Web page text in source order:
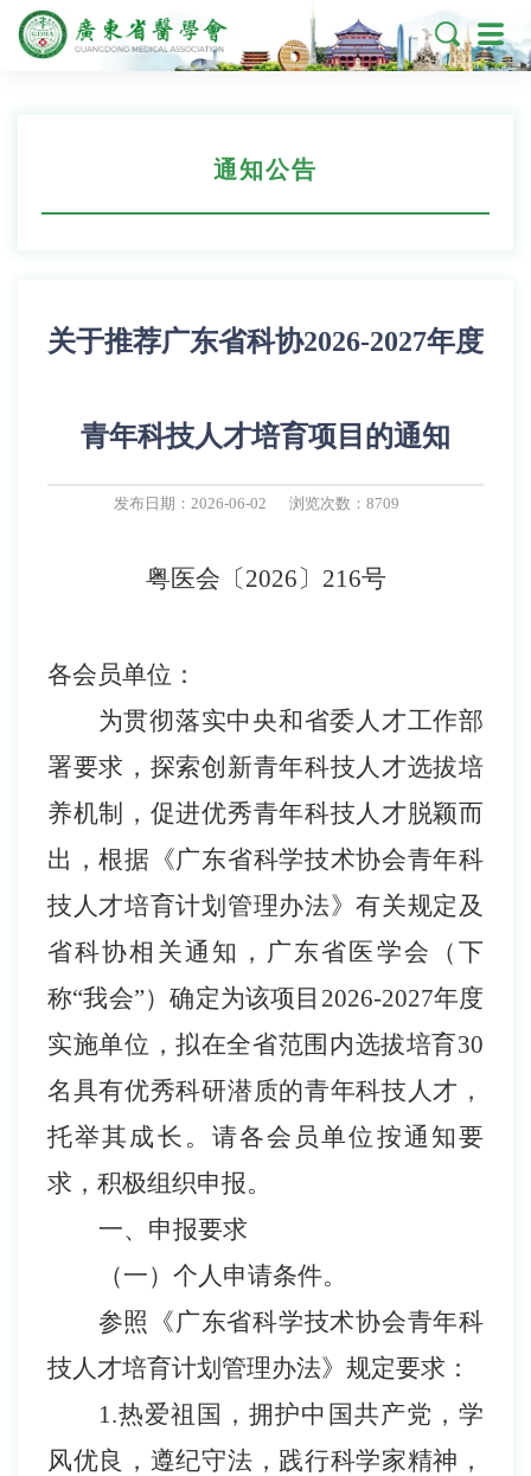

通知公告
关于推荐广东省科协2026-2027年度
青年科技人才培育项目的通知
发布日期：2026-06-02 浏览次数：8709
粤医会 〔2026〕 216号
各会员单位 ：
为贯彻落实中央和省委人才工作部
署要求，探索创新青年科技人才选拔培
养机制，促进优秀青年科技人才脱颖而
出，根据《广东省科学技术协会青年科
技人才培育计划管理办法》有关规定及
省科协相关通知，广东省医学会（下
称“我会”）确定为该项目 2026-2027年度
实施单位，拟在全省范围内选拔培育30
名具有优秀科研潜质的青年科技人才，
托举其成长。请各会员单位按通知要
求， 积极组织申报。
一、申报要求
（一）个人申请条件。
参照《广东省科学技术协会青年科
技人才培育计划管理办法》规定要求：
1.热爱祖国，拥护中国共产党，学
风优良，遵纪守法，践行科学家精神，